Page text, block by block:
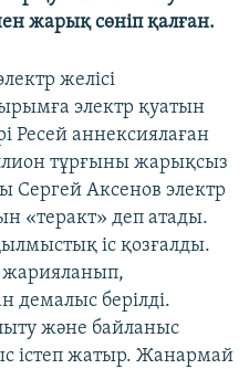
жарық сөніп қалған.
желісі
электр қуатын
Ресей аннексиялаған
тұрғыны жарықсыз
Аксенов электр
«теракт» деп атады.
іс қозғалды.
демалыс берілді.
және байланыс
істеп жатыр. Жанармай